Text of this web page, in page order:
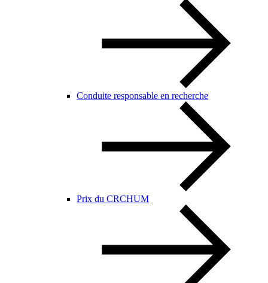
Conduite responsable en recherche
Prix du CRCHUM